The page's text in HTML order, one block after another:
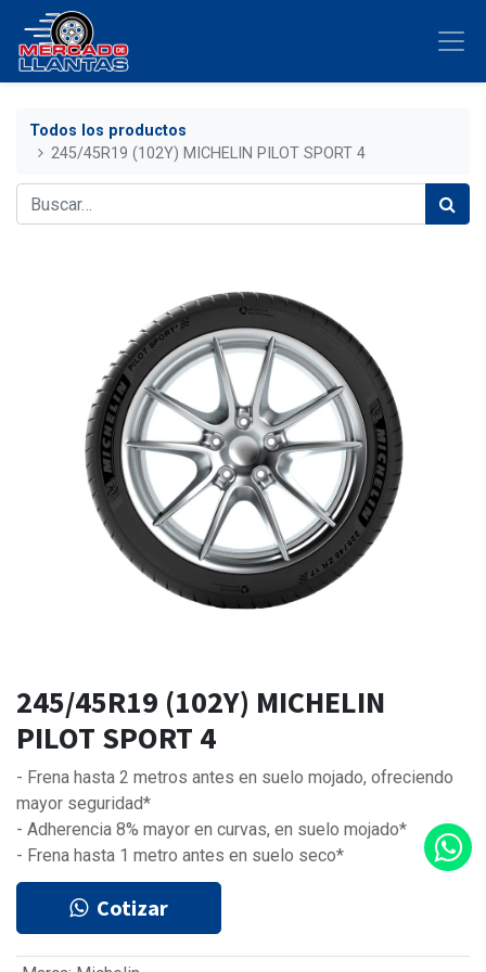
Todos los productos
245/45R19 (102Y) MICHELIN PILOT SPORT 4
245/45R19 (102Y) MICHELIN
PILOT SPORT 4
- Frena hasta 2 metros antes en suelo mojado, ofreciendo
mayor seguridad*
- Adherencia 8% mayor en curvas, en suelo mojado*
- Frena hasta 1 metro antes en suelo seco*
Cotizar